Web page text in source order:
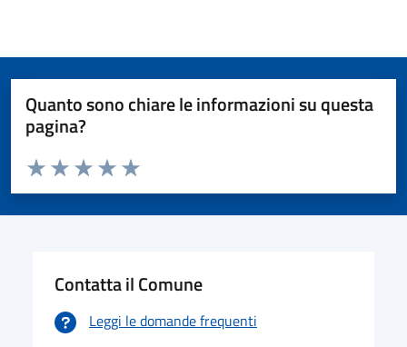
Quanto sono chiare le informazioni su questa
pagina?
Valuta da 1 a 5 stelle la pagina
Valuta 5 stelle su 5
Valuta 4 stelle su 5
Valuta 3 stelle su 5
Valuta 2 stelle su 5
Valuta 1 stelle su 5
Contatta il Comune
Leggi le domande frequenti